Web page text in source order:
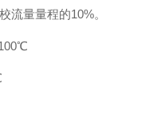
流量量程的10%。